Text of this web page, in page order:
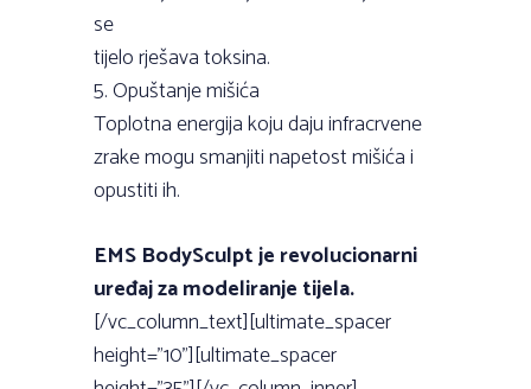
se
tijelo rješava toksina.
5. Opuštanje mišića
Toplotna energija koju daju infracrvene
zrake mogu smanjiti napetost mišića i
opustiti ih.
EMS BodySculpt je revolucionarni
uređaj za modeliranje tijela.
[/vc_column_text][ultimate_spacer
height=”10”][ultimate_spacer